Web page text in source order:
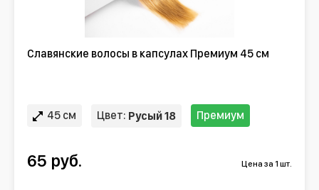
Славянские волосы в капсулах Премиум 45 см
45 см Цвет: Русый 18 Премиум
65 руб. Цена за 1 шт.